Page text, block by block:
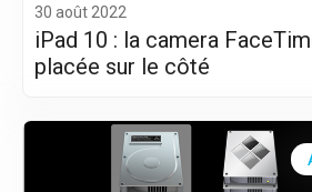
30 août 2022
iPad 10 : la camera
placée sur le côté